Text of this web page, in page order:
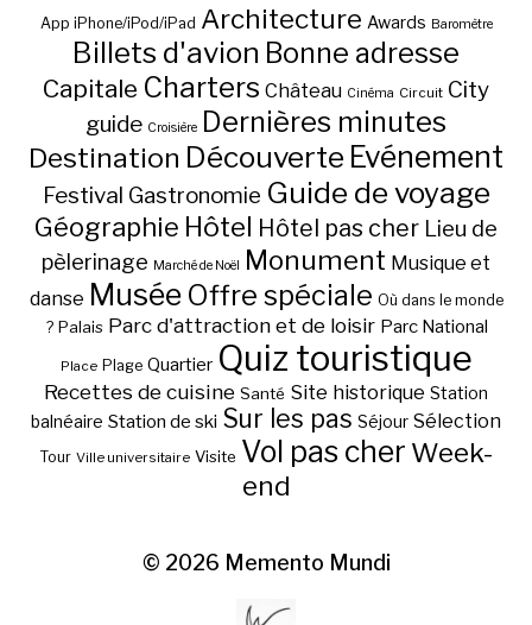
App iPhone/iPod/iPad Architecture Awards Baromètre
Billets d'avion Bonne adresse
Capitale Charters Château Cinéma Circuit City
guide Croisière Dernières minutes
Destination Découverte Evénement
Festival Gastronomie Guide de voyage
Géographie Hôtel Hôtel pas cher Lieu de
pèlerinage Marché de Noël Monument Musique et
danse Musée Offre spéciale Où dans le monde
? Palais Parc d'attraction et de loisir Parc National
Place Plage Quartier Quiz touristique
Recettes de cuisine Santé Site historique Station
balnéaire Station de ski Sur les pas Séjour Sélection
Tour Ville universitaire Visite Vol pas cher Week-
end
© 2026 Memento Mundi